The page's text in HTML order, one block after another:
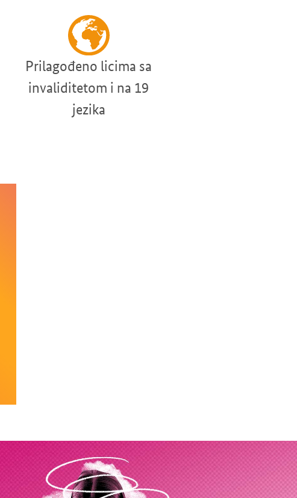
Prilagođeno licima sa
invaliditetom i na 19
jezika